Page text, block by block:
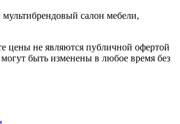
салон мебели,
цены не являются публичной офертой
быть изменены в любое время без